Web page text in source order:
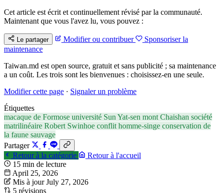
Cet article est écrit et continuellement révisé par la communauté.
Maintenant que vous l'avez lu, vous pouvez :
Le partager Modifier ou contribuer
Sponsoriser la
maintenance
Taiwan.md est open source, gratuit et sans publicité ; sa maintenance
a un coût. Les trois sont les bienvenues : choisissez-en une seule.
Modifier cette page · Signaler un problème
Étiquettes
macaque de Formose université Sun Yat-sen mont Chaishan société
matrilinéaire Robert Swinhoe conflit homme-singe conservation de
la faune sauvage
Partager
Retour à la catégorie
Retour à l'accueil
15 min de lecture
April 25, 2026
Mis à jour July 27, 2026
5 révisions